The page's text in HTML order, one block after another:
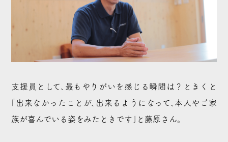
支援員として、最もやりがいを感じる瞬間は？ときくと
「出来なかったことが、出来るようになって、本人やご家
族が喜んでいる姿をみたときです」と藤原さん。